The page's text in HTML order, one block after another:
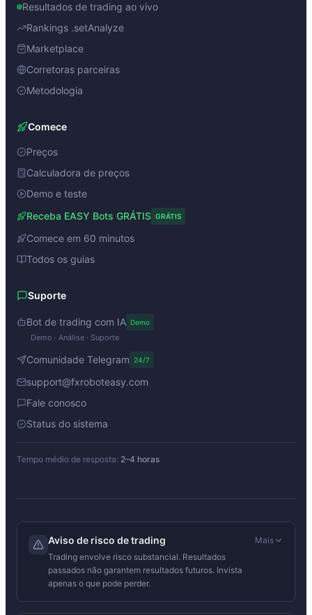
Resultados de trading ao vivo
Rankings .setAnalyze
Marketplace
Corretoras parceiras
Metodologia
Comece
Preços
Calculadora de preços
Demo e teste
Receba EASY Bots GRÁTIS GRÁTIS
Comece em 60 minutos
Todos os guias
Suporte
Bot de trading com IA Demo
Demo · Análise · Suporte
Comunidade Telegram 24/7
support@fxroboteasy.com
Fale conosco
Status do sistema
Tempo médio de resposta: 2–4 horas
Aviso de risco de trading
Trading envolve risco substancial. Resultados
passados não garantem resultados futuros. Invista
apenas o que pode perder.
Mais